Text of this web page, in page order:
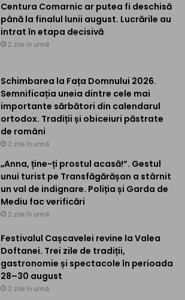
Centura Comarnic ar putea fi deschisă
până la finalul lunii august. Lucrările au
intrat în etapa decisivă
2 zile în urmă
Schimbarea la Fața Domnului 2026.
Semnificația uneia dintre cele mai
importante sărbători din calendarul
ortodox. Tradiții și obiceiuri păstrate
de români
2 zile în urmă
„Anna, ține-ți prostul acasă!”. Gestul
unui turist pe Transfăgărășan a stârnit
un val de indignare. Poliția și Garda de
Mediu fac verificări
2 zile în urmă
Festivalul Cașcavelei revine la Valea
Doftanei. Trei zile de tradiții,
gastronomie și spectacole în perioada
28–30 august
2 zile în urmă